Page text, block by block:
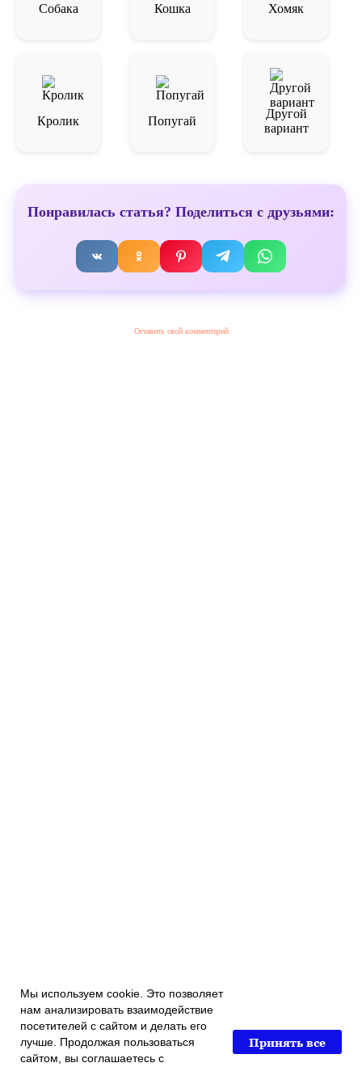
Собака Кошка Хомяк
Кролик Попугай
Другой
вариант
Понравилась статья? Поделиться с друзьями:
Оставить свой комментарий
Мы используем cookie. Это позволяет
нам анализировать взаимодействие
посетителей с сайтом и делать его
лучше. Продолжая пользоваться
сайтом, вы соглашаетесь с
Принять все